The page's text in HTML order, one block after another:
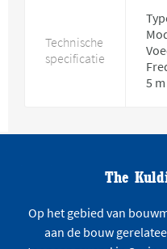
Technische
specificatie
5 m
The
Op het gebied van
aan de bouw